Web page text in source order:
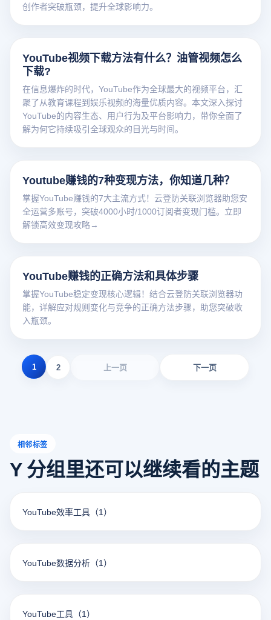
创作者突破瓶颈，提升全球影响力。
YouTube视频下载方法有什么？油管视频怎么
下载?
在信息爆炸的时代，YouTube作为全球最大的视频平台，汇
聚了从教育课程到娱乐视频的海量优质内容。本文深入探讨
YouTube的内容生态、用户行为及平台影响力，带你全面了
解为何它持续吸引全球观众的目光与时间。
Youtube赚钱的7种变现方法，你知道几种？
掌握YouTube赚钱的7大主流方式！云登防关联浏览器助您安
全运营多账号，突破4000小时/1000订阅者变现门槛。立即
解锁高效变现攻略→
YouTube赚钱的正确方法和具体步骤
掌握YouTube稳定变现核心逻辑！结合云登防关联浏览器功
能，详解应对规则变化与竞争的正确方法步骤，助您突破收
入瓶颈。
上一页
1 2 下一页
相邻标签
Y 分组里还可以继续看的主题
YouTube效率工具 （1）
YouTube数据分析 （1）
YouTube工具 （1）